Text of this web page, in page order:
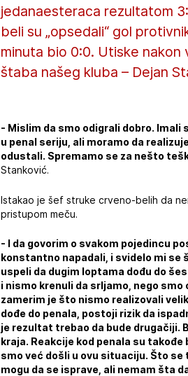
jedanaesteraca rezultatom
beli su „opsedali“ gol
minuta bio 0:0. Utiske
štaba našeg kluba – Dejan
- Mislim da smo odigrali dobro. Imali
u penal seriju, ali moramo da
odustali. Spremamo se za nešto
Stanković.
Istakao je šef struke crveno-belih da
pristupom meču.
- I da govorim o svakom pojedincu
konstantno napadali, i svidelo mi se
uspeli da dugim loptama dođu do
i nismo krenuli da srljamo, nego
zamerim je što nismo realizovali
dođe do penala, postoji rizik da
je rezultat trebao da bude drugačiji.
kraja. Reakcije kod penala su
smo već došli u ovu situaciju. Što
mogu da se isprave, ali nemam šta